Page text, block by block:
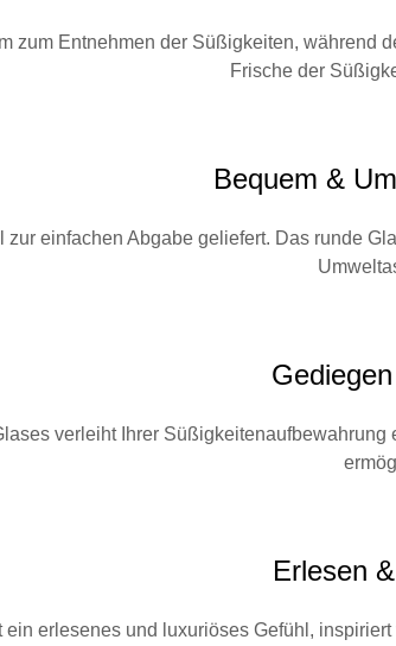
zum Entnehmen der Süßigkeiten,
Frische der
Bequem &
einfachen Abgabe geliefert. Das runde
verleiht Ihrer
Erlesen
erlesenes und luxuriöses Gefühl,